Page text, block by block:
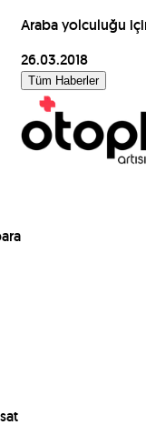
Araba yolculuğu
26.03.2018
Tüm Haberler